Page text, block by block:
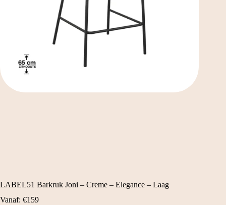
LABEL51 Barkruk Joni – Creme – Elegance – Laag
Vanaf: €159